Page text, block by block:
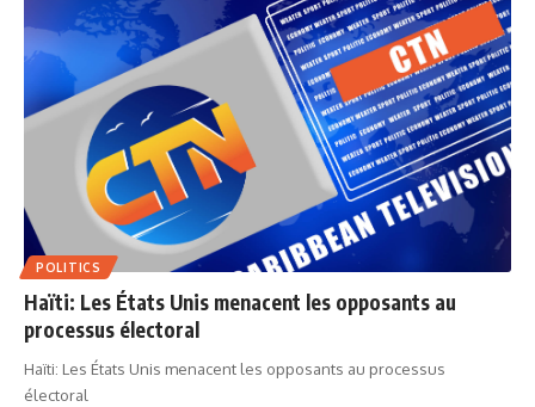
POLITICS
Haïti: Les États Unis menacent les opposants au
processus électoral
Haïti: Les États Unis menacent les opposants au processus
électoral